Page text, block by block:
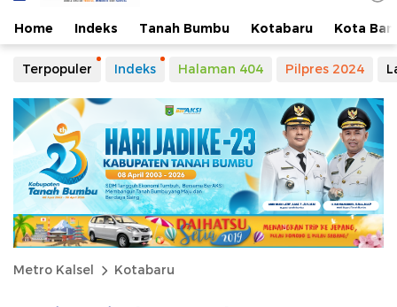
Home Indeks Tanah Bumbu Kotabaru Kota
Terpopuler Indeks Halaman 404 Pilpres 2024
Metro Kalsel Kotabaru